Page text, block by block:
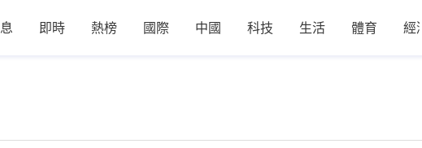
即時 熱榜 國際 中國 科技 生活 體育 經濟